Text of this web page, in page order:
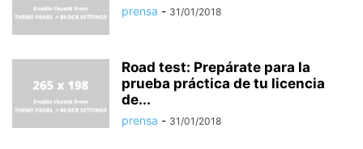
prensa - 31/01/2018
Road test: Prepárate para la
prueba práctica de tu licencia
de...
prensa - 31/01/2018